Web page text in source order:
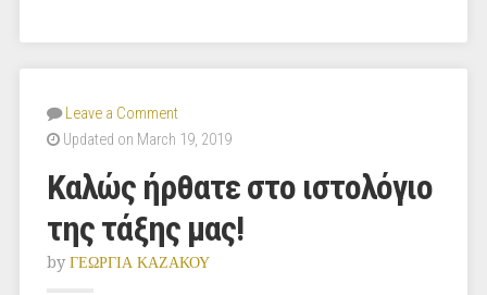
Leave a Comment
Updated on March 19, 2019
Καλώς ήρθατε στο ιστολόγιο
της τάξης μας!
by ΓΕΩΡΓΙΑ ΚΑΖΑΚΟΥ